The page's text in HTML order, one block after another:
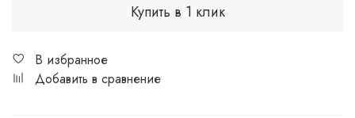
Купить в 1 клик
В избранное
Добавить в сравнение